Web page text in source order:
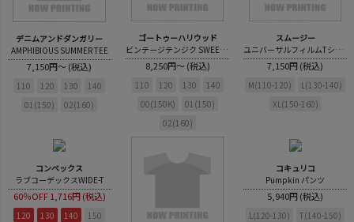
デニムアンドダンガリー
AMPHIBIOUS SUMMER TEE
7,150円～ (税込)
110 120 130
140
01(150)
02(160)
ゴートゥーハリウッド
ビンテージテンジク SWEETS RIOT TEE
8,250円～ (税込)
110 120 130
140
00(150K)
01(150)
02(160)
スムージー
ユニバーサルフィルムTシャツ
7,150円 (税込)
M(110-120)
L(130-140)
XL(150-160)
コンベックス
ラブコーデックスWIDE-T
60％OFF 1,716円 (税込)
120 130 140
150
コキュリコ
Pumpkin パンツ
5,940円 (税込)
L(120-130)
T(140-150)